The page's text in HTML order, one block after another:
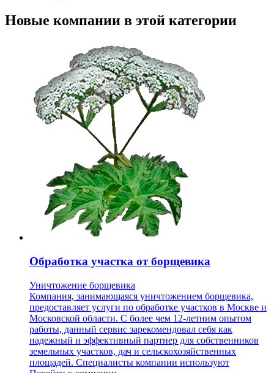
Новые компании в этой категории
Обработка участка от борщевика
Уничтожение борщевика
Компания, занимающаяся уничтожением борщевика,
предоставляет услуги по обработке участков в Москве и
Московской области. С более чем 12-летним опытом
работы, данный сервис зарекомендовал себя как
надежный и эффективный партнер для собственников
земельных участков, дач и сельскохозяйственных
площадей. Специалисты компании используют